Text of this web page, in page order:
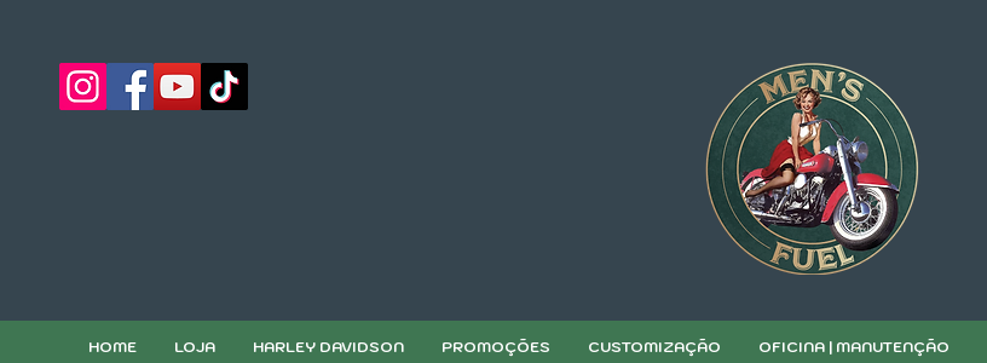
HOME LOJA HARLEY DAVIDSON PROMOÇÕES CUSTOMIZAÇÃO OFICINA | MANUTENÇÃO